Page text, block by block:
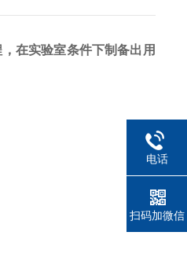
在实验室条件下制备出用
电话
扫码加微信